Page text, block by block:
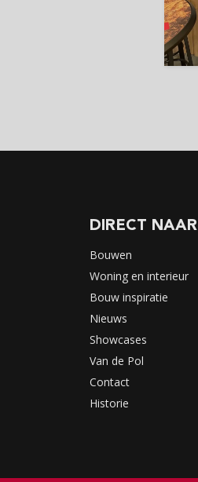
DIRECT NAAR
Bouwen
Woning en interieur
Bouw inspiratie
Nieuws
Showcases
Van de Pol
Contact
Historie